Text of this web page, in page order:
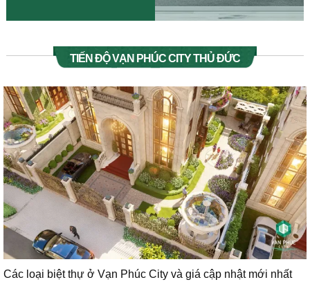
TIẾN ĐỘ VẠN PHÚC CITY THỦ ĐỨC
Các loại biệt thự ở Vạn Phúc City và giá cập nhật mới nhất